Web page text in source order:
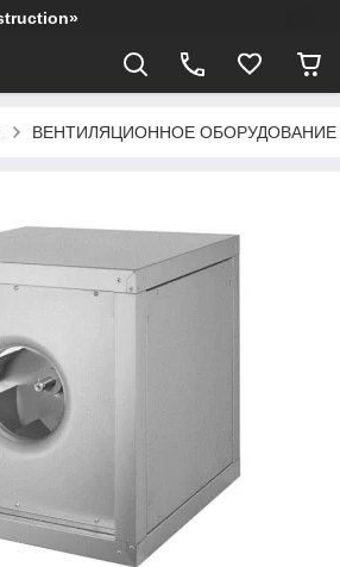
ВЕНТИЛЯЦИОННОЕ ОБОРУДОВАНИЕ